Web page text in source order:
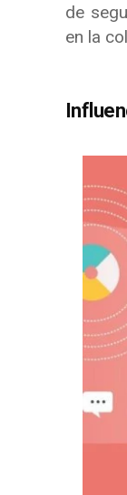
de
en la